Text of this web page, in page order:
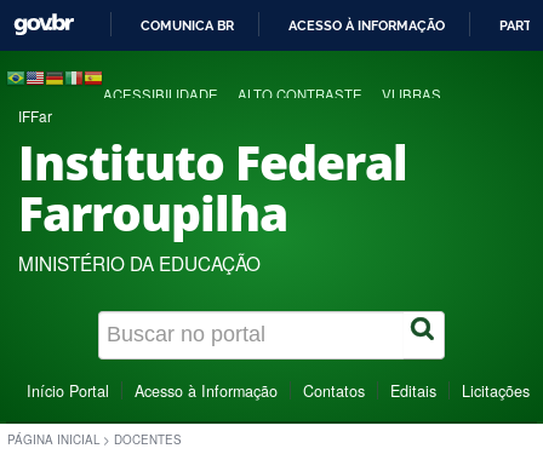
COMUNICA BR ACESSO À INFORMAÇÃO
ACESSIBILIDADE ALTO CONTRASTE VLIBRAS
IFFar
Instituto Federal
Farroupilha
MINISTÉRIO DA EDUCAÇÃO
Início Portal Acesso à Informação Contatos Editais Licitações
PÁGINA INICIAL > DOCENTES